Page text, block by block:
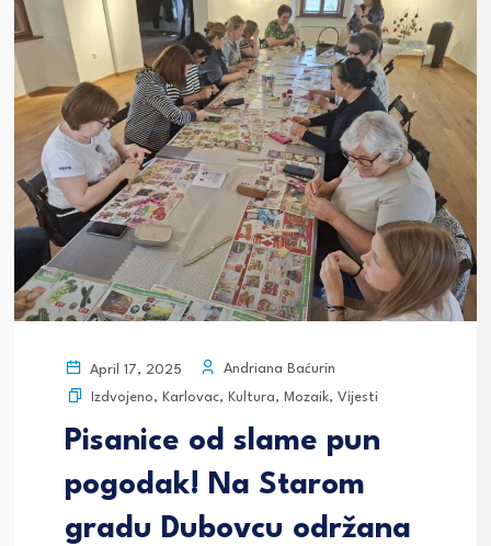
April 17, 2025
Andriana Baćurin
Izdvojeno, Karlovac, Kultura, Mozaik, Vijesti
Pisanice od slame pun
pogodak! Na Starom
gradu Dubovcu održana